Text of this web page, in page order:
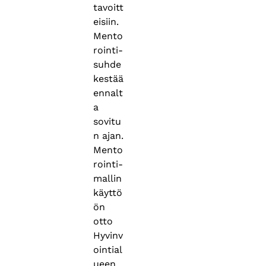
tavoitt
eisiin.
Mento
rointi-
suhde
kestää
ennalt
a
sovitu
n ajan.
Mento
rointi-
mallin
käyttö
ön
otto
Hyvinv
ointial